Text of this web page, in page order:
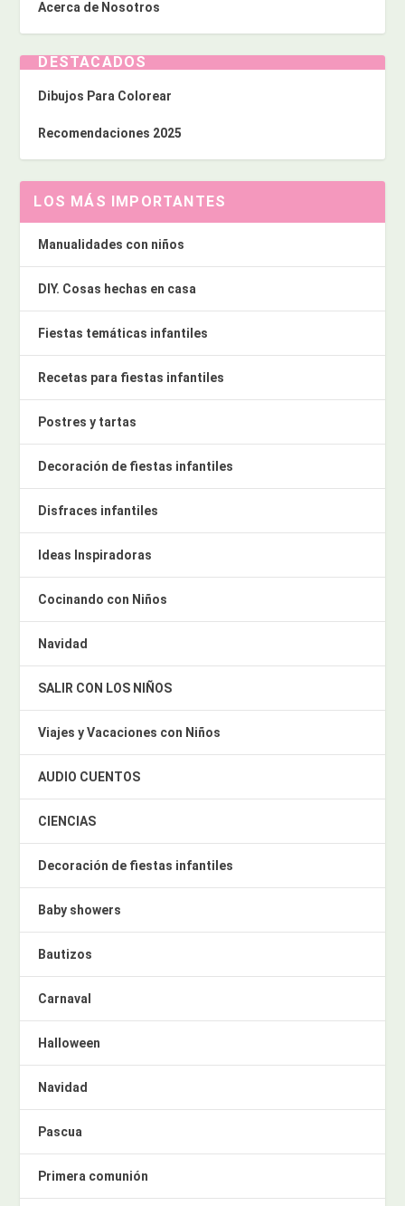
Acerca de Nosotros
DESTACADOS
Dibujos Para Colorear
Recomendaciones 2025
LOS MÁS IMPORTANTES
Manualidades con niños
DIY. Cosas hechas en casa
Fiestas temáticas infantiles
Recetas para fiestas infantiles
Postres y tartas
Decoración de fiestas infantiles
Disfraces infantiles
Ideas Inspiradoras
Cocinando con Niños
Navidad
SALIR CON LOS NIÑOS
Viajes y Vacaciones con Niños
AUDIO CUENTOS
CIENCIAS
Decoración de fiestas infantiles
Baby showers
Bautizos
Carnaval
Halloween
Navidad
Pascua
Primera comunión